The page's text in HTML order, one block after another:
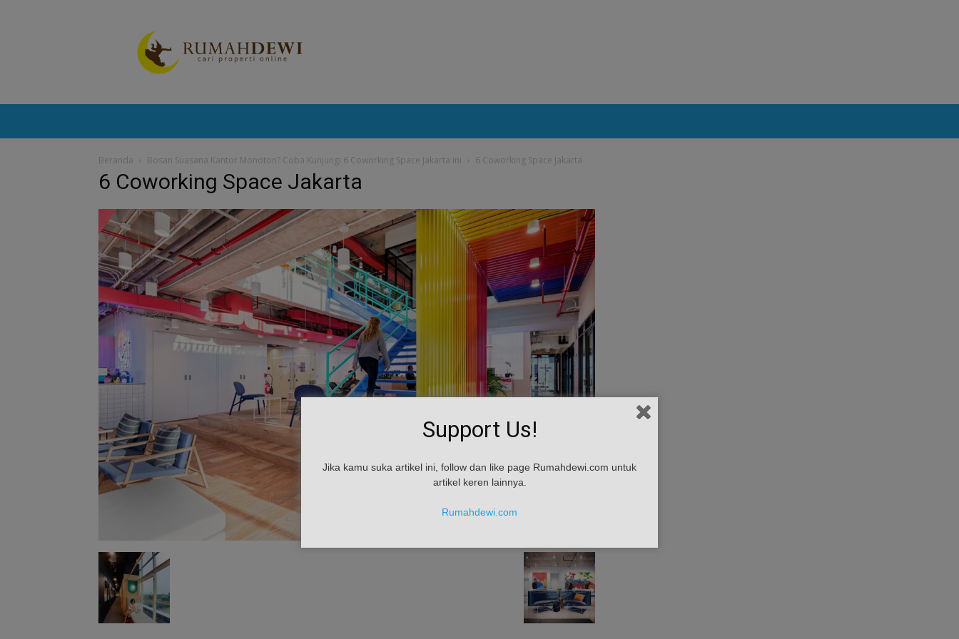
Berita
Properti
Terkini
Beranda Bosan Suasana Kantor Monoton? Coba Kunjungi 6 Coworking Space Jakarta ini 6 Coworking Space Jakarta
6 Coworking Space Jakarta
Support Us!
Jika kamu suka artikel ini, follow dan like page Rumahdewi.com untuk
artikel keren lainnya.
Rumahdewi.com